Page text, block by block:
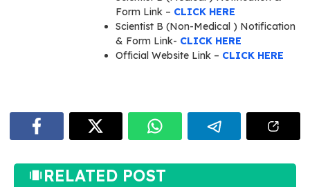
Form Link – CLICK HERE
Scientist B (Non-Medical ) Notification
& Form Link- CLICK HERE
Official Website Link – CLICK HERE
RELATED POST